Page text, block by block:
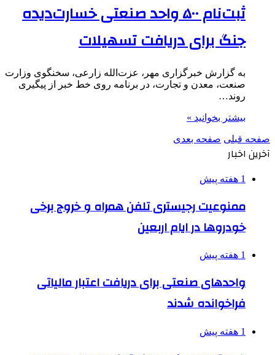
ثبت‌نام ۵۰۰ واحد صنعتی خسارت‌دیده
جنگ برای دریافت تسهیلات
به گزارش خبرگزاری مهر، عزت‌الله زارعی، سخنگوی وزارت
صنعت، معدن و تجارت، در برنامه روی خط خبر از پیگیری
روند…
بیشتر بخوانید »
صفحه قبلی صفحه بعدی
آخرین اخبار
1 هفته پیش
ممنوعیت رجیستری تلفن همراه و خروج برخی
خودروها در ایام اربعین
1 هفته پیش
واحدهای صنعتی برای دریافت اعتبار مالیاتی
فراخوانده شدند
1 هفته پیش